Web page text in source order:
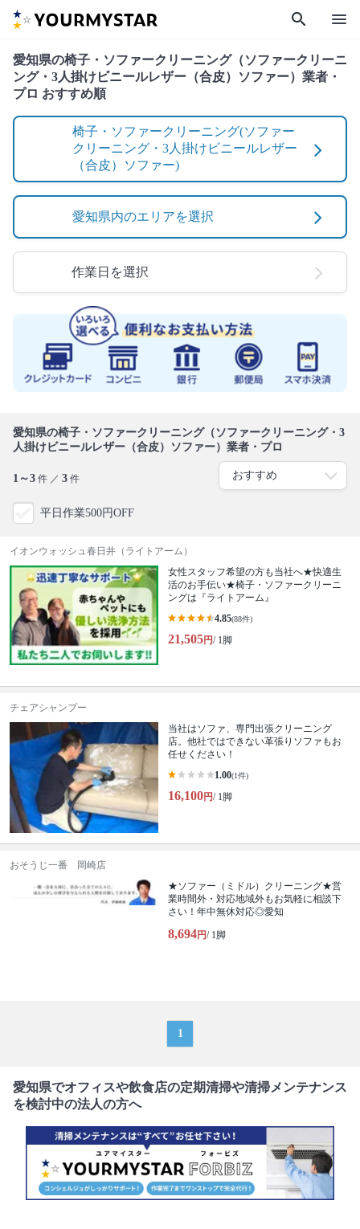
search menu
愛知県の椅子・ソファークリーニング（ソファークリーニ
ング・3人掛けビニールレザー（合皮）ソファー）業者・
プロ おすすめ順
椅子・ソファークリーニング(ソファー
クリーニング・3人掛けビニールレザー
（合皮）ソファー)
愛知県内のエリアを選択
作業日を選択
愛知県の椅子・ソファークリーニング（ソファークリーニング・3
人掛けビニールレザー（合皮）ソファー）業者・プロ
1～3 件 ／ 3 件
平日作業500円OFF
イオンウォッシュ春日井（ライトアーム）
女性スタッフ希望の方も当社へ★快適生
活のお手伝い★椅子・ソファークリーニ
ングは『ライトアーム』
4.85(88件)
21,505円/ 1脚
チェアシャンプー
当社はソファ、専門出張クリーニング
店。他社ではできない革張りソファもお
任せください！
1.00(1件)
16,100円/ 1脚
おそうじ一番 岡崎店
★ソファー（ミドル）クリーニング★営
業時間外・対応地域外もお気軽に相談下
さい！年中無休対応◎愛知
8,694円/ 1脚
1
愛知県でオフィスや飲食店の定期清掃や清掃メンテナンス
を検討中の法人の方へ